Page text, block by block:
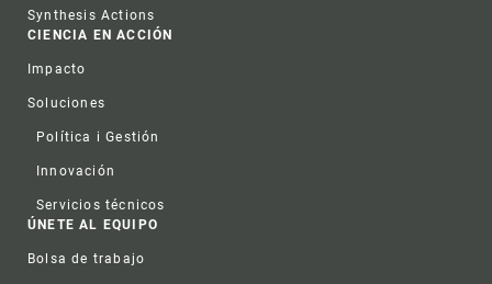
Synthesis Actions
CIENCIA EN ACCIÓN
Impacto
Soluciones
Política i Gestión
Innovación
Servicios técnicos
ÚNETE AL EQUIPO
Bolsa de trabajo